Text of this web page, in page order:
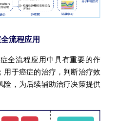
流程应用
全流程应用中具有重要的作
用于癌症的治疗，判断治疗效
险，为后续辅助治疗决策提供